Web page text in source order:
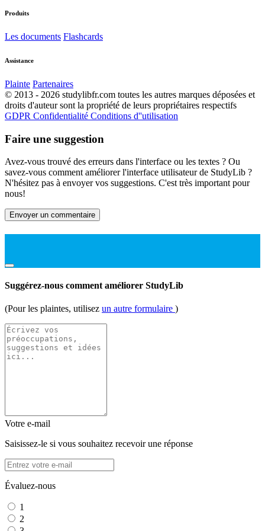
Produits
Les documents Flashcards
Assistance
Plainte Partenaires
© 2013 - 2026 studylibfr.com toutes les autres marques déposées et
droits d'auteur sont la propriété de leurs propriétaires respectifs
GDPR Confidentialité Conditions d''utilisation
Faire une suggestion
Avez-vous trouvé des erreurs dans l'interface ou les textes ? Ou
savez-vous comment améliorer l'interface utilisateur de StudyLib ?
N'hésitez pas à envoyer vos suggestions. C'est très important pour
nous!
Envoyer un commentaire
Suggérez-nous comment améliorer StudyLib
(Pour les plaintes, utilisez un autre formulaire )
Votre e-mail
Saisissez-le si vous souhaitez recevoir une réponse
Évaluez-nous
1
2